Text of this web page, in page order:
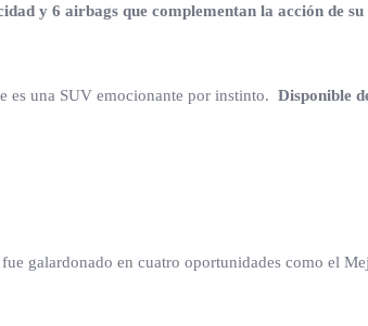
y 6 airbags que complementan la acción de
es una SUV emocionante por instinto. Disponible
galardonado en cuatro oportunidades como el